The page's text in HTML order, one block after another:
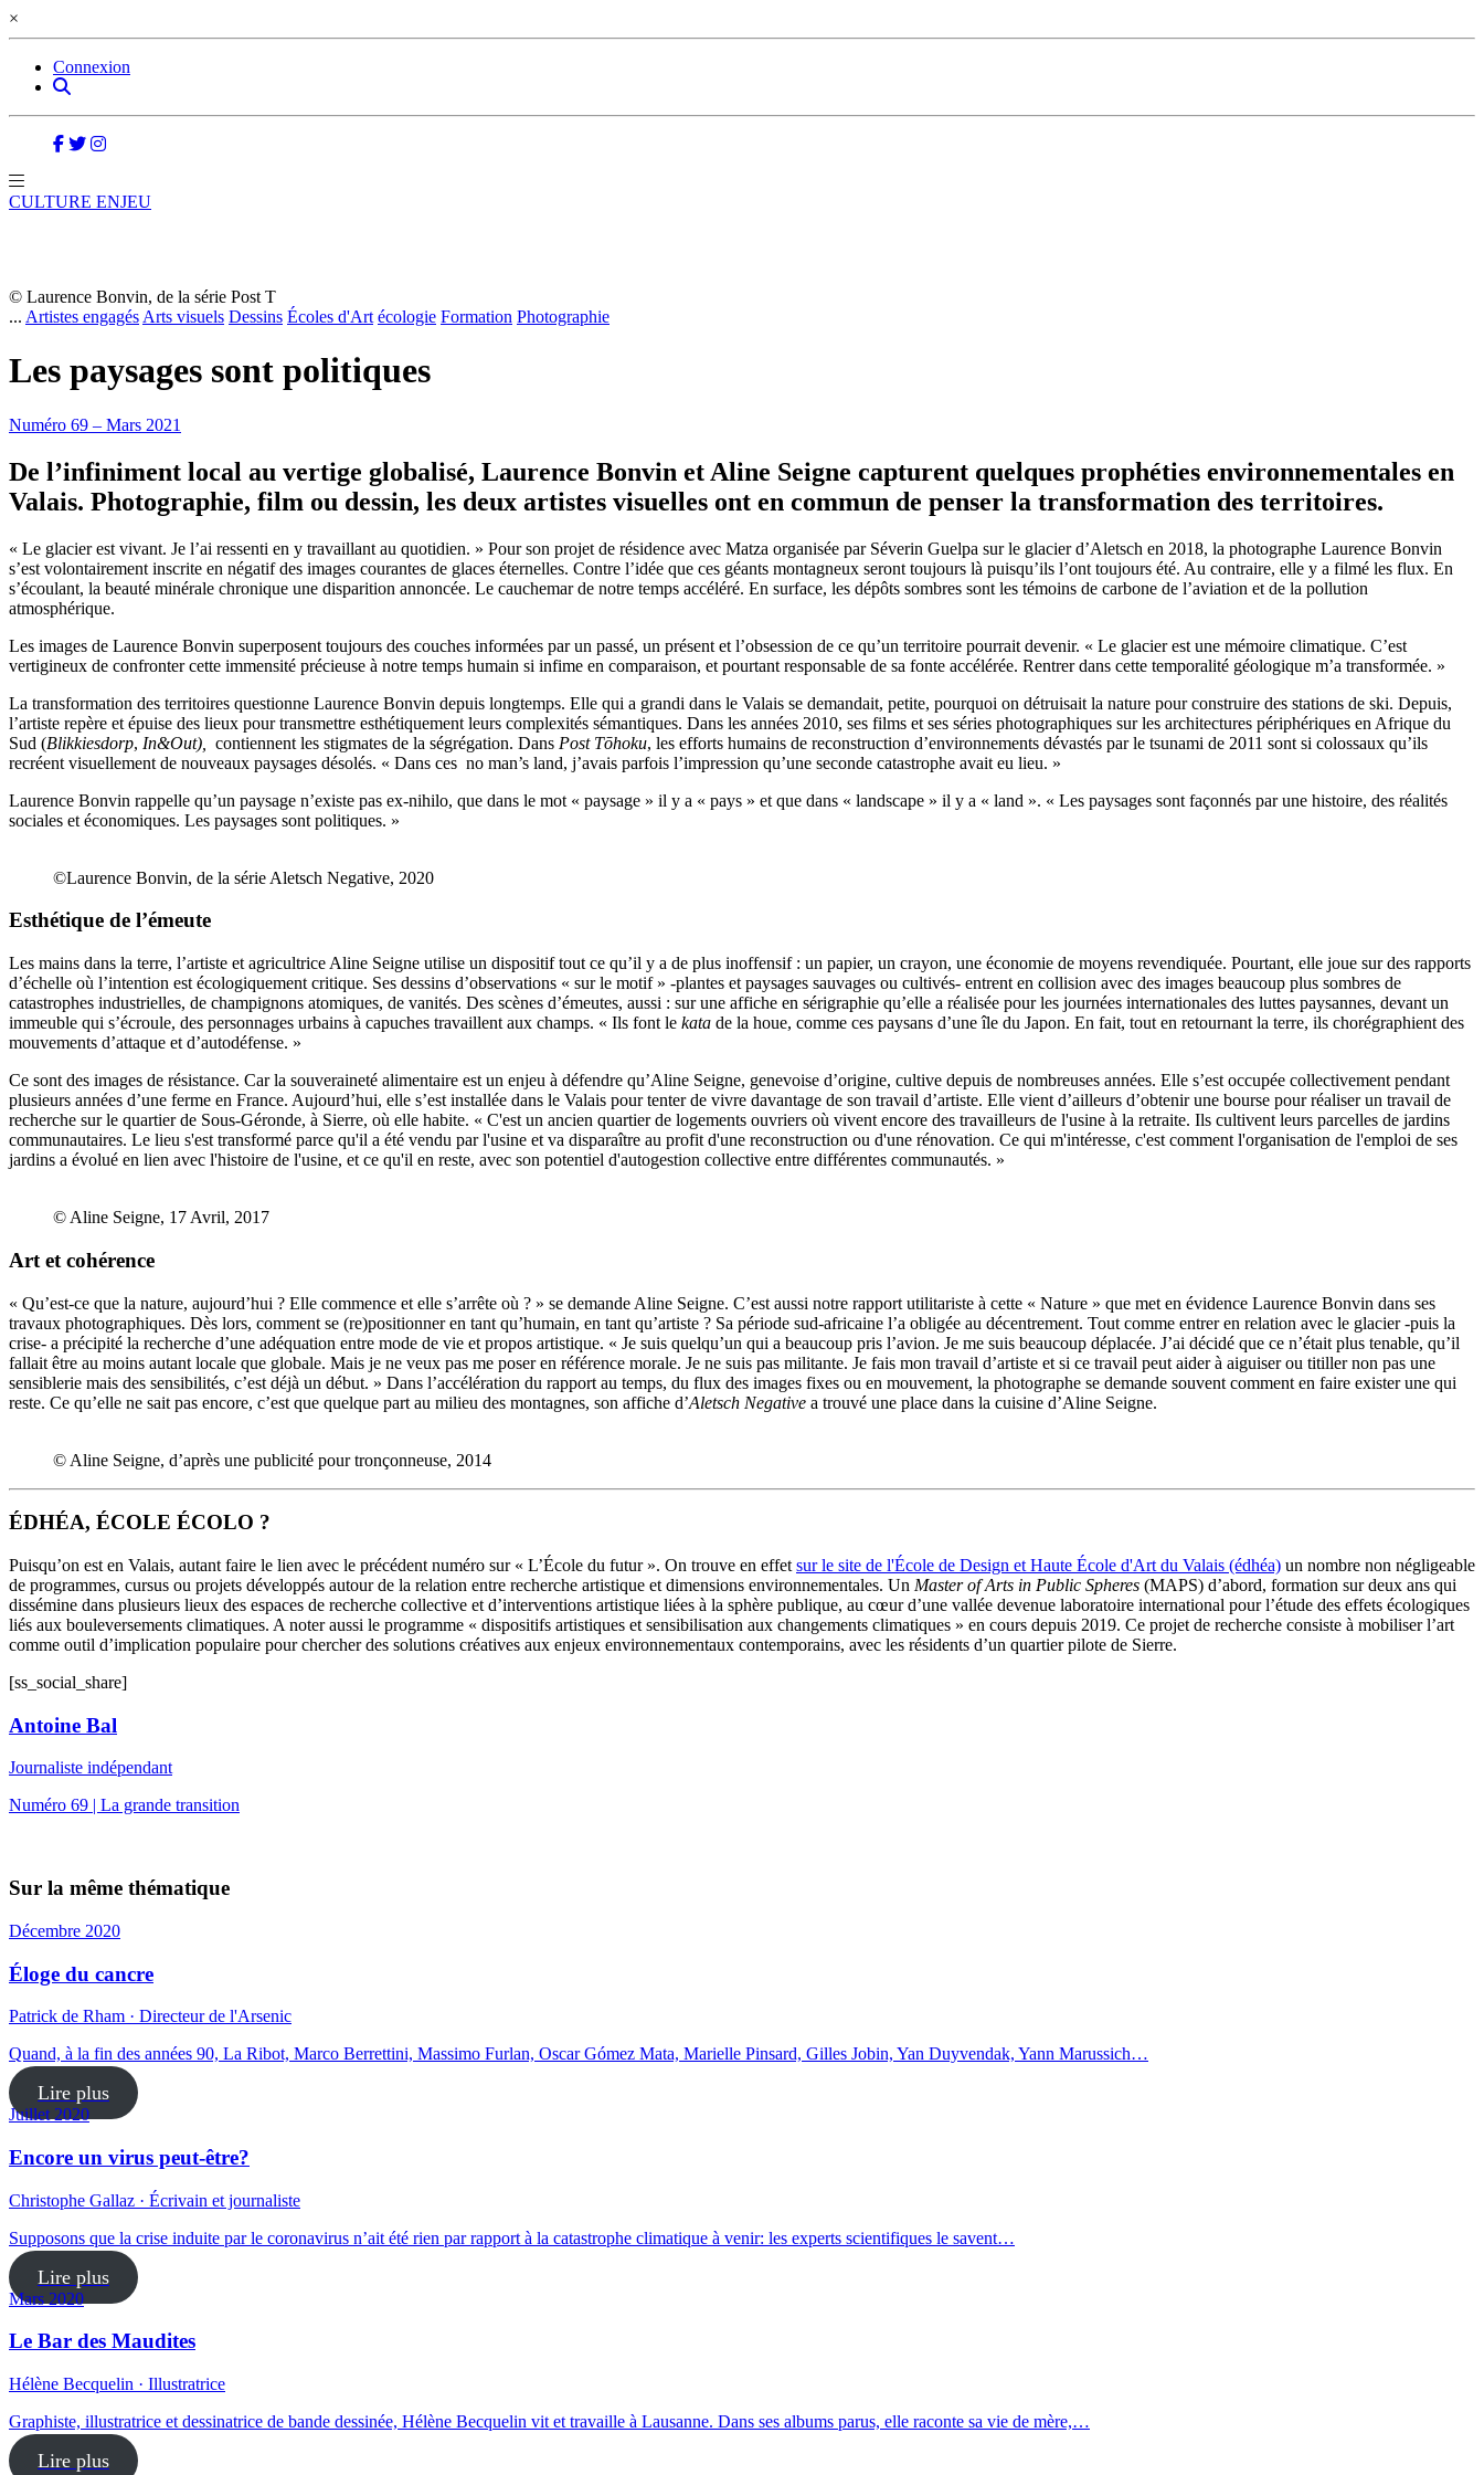
×
Connexion
CULTURE ENJEU
© Laurence Bonvin, de la série Post T
... Artistes engagés Arts visuels Dessins Écoles d'Art écologie Formation Photographie
Les paysages sont politiques
Numéro 69 – Mars 2021
De l’infiniment local au vertige globalisé, Laurence Bonvin et Aline Seigne capturent quelques prophéties environnementales en
Valais. Photographie, film ou dessin, les deux artistes visuelles ont en commun de penser la transformation des territoires.
« Le glacier est vivant. Je l’ai ressenti en y travaillant au quotidien. » Pour son projet de résidence avec Matza organisée par Séverin Guelpa sur le glacier d’Aletsch en 2018, la photographe Laurence Bonvin
s’est volontairement inscrite en négatif des images courantes de glaces éternelles. Contre l’idée que ces géants montagneux seront toujours là puisqu’ils l’ont toujours été. Au contraire, elle y a filmé les flux. En
s’écoulant, la beauté minérale chronique une disparition annoncée. Le cauchemar de notre temps accéléré. En surface, les dépôts sombres sont les témoins de carbone de l’aviation et de la pollution
atmosphérique.
Les images de Laurence Bonvin superposent toujours des couches informées par un passé, un présent et l’obsession de ce qu’un territoire pourrait devenir. « Le glacier est une mémoire climatique. C’est
vertigineux de confronter cette immensité précieuse à notre temps humain si infime en comparaison, et pourtant responsable de sa fonte accélérée. Rentrer dans cette temporalité géologique m’a transformée. »
La transformation des territoires questionne Laurence Bonvin depuis longtemps. Elle qui a grandi dans le Valais se demandait, petite, pourquoi on détruisait la nature pour construire des stations de ski. Depuis,
l’artiste repère et épuise des lieux pour transmettre esthétiquement leurs complexités sémantiques. Dans les années 2010, ses films et ses séries photographiques sur les architectures périphériques en Afrique du
Sud (Blikkiesdorp, In&Out), contiennent les stigmates de la ségrégation. Dans Post Tōhoku, les efforts humains de reconstruction d’environnements dévastés par le tsunami de 2011 sont si colossaux qu’ils
recréent visuellement de nouveaux paysages désolés. « Dans ces no man’s land, j’avais parfois l’impression qu’une seconde catastrophe avait eu lieu. »
Laurence Bonvin rappelle qu’un paysage n’existe pas ex-nihilo, que dans le mot « paysage » il y a « pays » et que dans « landscape » il y a « land ». « Les paysages sont façonnés par une histoire, des réalités
sociales et économiques. Les paysages sont politiques. »
©Laurence Bonvin, de la série Aletsch Negative, 2020
Esthétique de l’émeute
Les mains dans la terre, l’artiste et agricultrice Aline Seigne utilise un dispositif tout ce qu’il y a de plus inoffensif : un papier, un crayon, une économie de moyens revendiquée. Pourtant, elle joue sur des rapports
d’échelle où l’intention est écologiquement critique. Ses dessins d’observations « sur le motif » -plantes et paysages sauvages ou cultivés- entrent en collision avec des images beaucoup plus sombres de
catastrophes industrielles, de champignons atomiques, de vanités. Des scènes d’émeutes, aussi : sur une affiche en sérigraphie qu’elle a réalisée pour les journées internationales des luttes paysannes, devant un
immeuble qui s’écroule, des personnages urbains à capuches travaillent aux champs. « Ils font le kata de la houe, comme ces paysans d’une île du Japon. En fait, tout en retournant la terre, ils chorégraphient des
mouvements d’attaque et d’autodéfense. »
Ce sont des images de résistance. Car la souveraineté alimentaire est un enjeu à défendre qu’Aline Seigne, genevoise d’origine, cultive depuis de nombreuses années. Elle s’est occupée collectivement pendant
plusieurs années d’une ferme en France. Aujourd’hui, elle s’est installée dans le Valais pour tenter de vivre davantage de son travail d’artiste. Elle vient d’ailleurs d’obtenir une bourse pour réaliser un travail de
recherche sur le quartier de Sous-Géronde, à Sierre, où elle habite. « C'est un ancien quartier de logements ouvriers où vivent encore des travailleurs de l'usine à la retraite. Ils cultivent leurs parcelles de jardins
communautaires. Le lieu s'est transformé parce qu'il a été vendu par l'usine et va disparaître au profit d'une reconstruction ou d'une rénovation. Ce qui m'intéresse, c'est comment l'organisation de l'emploi de ses
jardins a évolué en lien avec l'histoire de l'usine, et ce qu'il en reste, avec son potentiel d'autogestion collective entre différentes communautés. »
© Aline Seigne, 17 Avril, 2017
Art et cohérence
« Qu’est-ce que la nature, aujourd’hui ? Elle commence et elle s’arrête où ? » se demande Aline Seigne. C’est aussi notre rapport utilitariste à cette « Nature » que met en évidence Laurence Bonvin dans ses
travaux photographiques. Dès lors, comment se (re)positionner en tant qu’humain, en tant qu’artiste ? Sa période sud-africaine l’a obligée au décentrement. Tout comme entrer en relation avec le glacier -puis la
crise- a précipité la recherche d’une adéquation entre mode de vie et propos artistique. « Je suis quelqu’un qui a beaucoup pris l’avion. Je me suis beaucoup déplacée. J’ai décidé que ce n’était plus tenable, qu’il
fallait être au moins autant locale que globale. Mais je ne veux pas me poser en référence morale. Je ne suis pas militante. Je fais mon travail d’artiste et si ce travail peut aider à aiguiser ou titiller non pas une
sensiblerie mais des sensibilités, c’est déjà un début. » Dans l’accélération du rapport au temps, du flux des images fixes ou en mouvement, la photographe se demande souvent comment en faire exister une qui
reste. Ce qu’elle ne sait pas encore, c’est que quelque part au milieu des montagnes, son affiche d’Aletsch Negative a trouvé une place dans la cuisine d’Aline Seigne.
© Aline Seigne, d’après une publicité pour tronçonneuse, 2014
ÉDHÉA, ÉCOLE ÉCOLO ?
Puisqu’on est en Valais, autant faire le lien avec le précédent numéro sur « L’École du futur ». On trouve en effet sur le site de l'École de Design et Haute École d'Art du Valais (édhéa) un nombre non négligeable
de programmes, cursus ou projets développés autour de la relation entre recherche artistique et dimensions environnementales. Un Master of Arts in Public Spheres (MAPS) d’abord, formation sur deux ans qui
dissémine dans plusieurs lieux des espaces de recherche collective et d’interventions artistique liées à la sphère publique, au cœur d’une vallée devenue laboratoire international pour l’étude des effets écologiques
liés aux bouleversements climatiques. A noter aussi le programme « dispositifs artistiques et sensibilisation aux changements climatiques » en cours depuis 2019. Ce projet de recherche consiste à mobiliser l’art
comme outil d’implication populaire pour chercher des solutions créatives aux enjeux environnementaux contemporains, avec les résidents d’un quartier pilote de Sierre.
[ss_social_share]
Antoine Bal
Journaliste indépendant
Numéro 69 | La grande transition
Sur la même thématique
Décembre 2020
Éloge du cancre
Patrick de Rham · Directeur de l'Arsenic
Quand, à la fin des années 90, La Ribot, Marco Berrettini, Massimo Furlan, Oscar Gómez Mata, Marielle Pinsard, Gilles Jobin, Yan Duyvendak, Yann Marussich…
Lire plus
Juillet 2020
Encore un virus peut-être?
Christophe Gallaz · Écrivain et journaliste
Supposons que la crise induite par le coronavirus n’ait été rien par rapport à la catastrophe climatique à venir: les experts scientifiques le savent…
Lire plus
Mars 2020
Le Bar des Maudites
Hélène Becquelin · Illustratrice
Graphiste, illustratrice et dessinatrice de bande dessinée, Hélène Becquelin vit et travaille à Lausanne. Dans ses albums parus, elle raconte sa vie de mère,…
Lire plus